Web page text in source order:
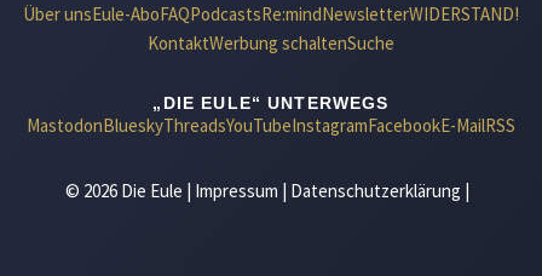
Über unsEule-AboFAQPodcastsRe:mindNewsletterWIDERSTAND!
KontaktWerbung schaltenSuche
„DIE EULE“ UNTERWEGS
MastodonBlueskyThreadsYouTubeInstagramFacebookE-MailRSS
© 2026 Die Eule | Impressum | Datenschutzerklärung |